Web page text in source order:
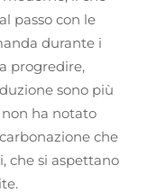
passo con le
durante i
progredire,
sono più
ha notato
che
che si aspettano